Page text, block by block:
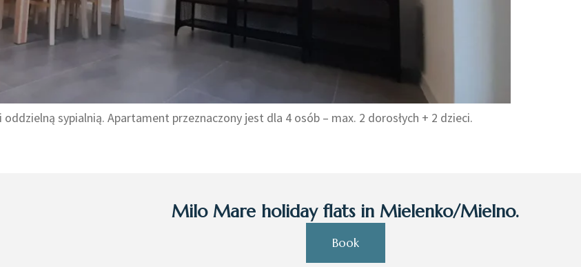
sypialnią. Apartament przeznaczony jest dla 4 osób – max. 2 dorosłych + 2 dzieci.
Milo Mare holiday flats in Mielenko/Mielno.
Book